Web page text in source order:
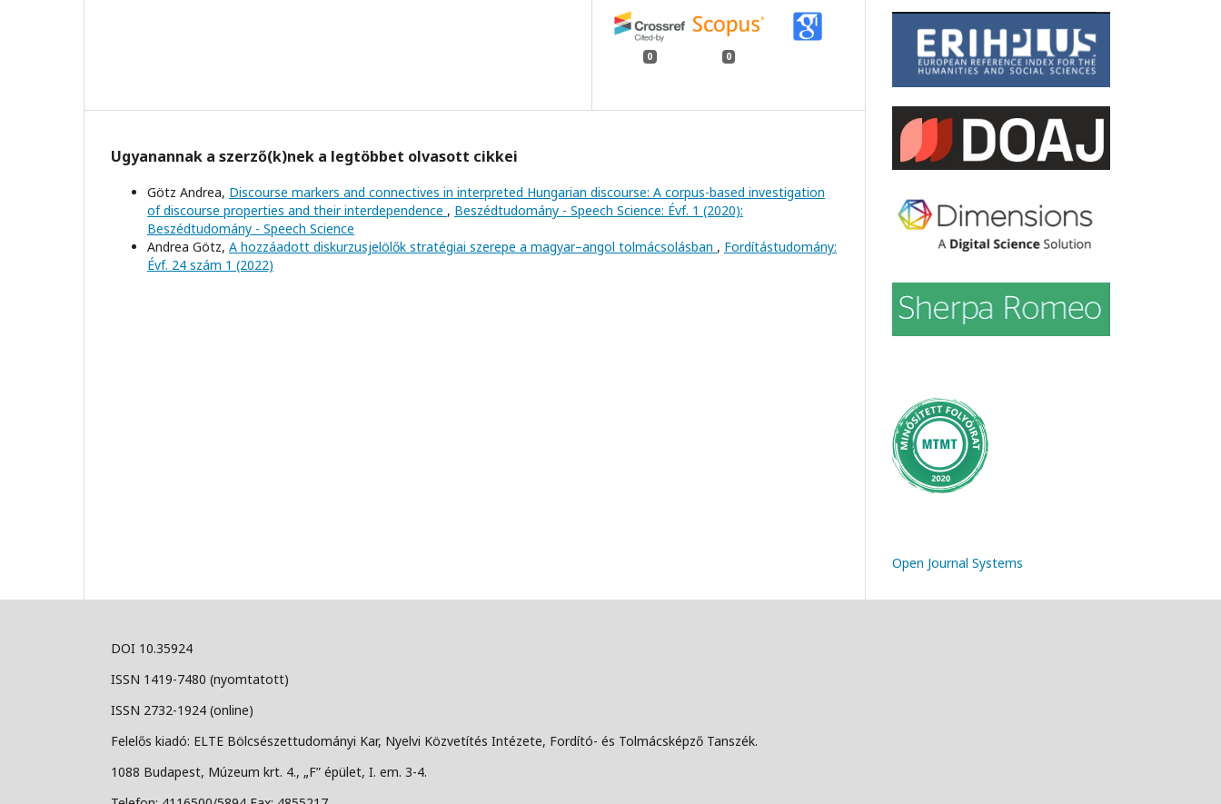
0 0
Ugyanannak a szerző(k)nek a legtöbbet olvasott cikkei
Götz Andrea, Discourse markers and connectives in interpreted Hungarian discourse: A corpus-based investigation
of discourse properties and their interdependence , Beszédtudomány - Speech Science: Évf. 1 (2020):
Beszédtudomány - Speech Science
Andrea Götz, A hozzáadott diskurzusjelölők stratégiai szerepe a magyar–angol tolmácsolásban , Fordítástudomány:
Évf. 24 szám 1 (2022)
Open Journal Systems
DOI 10.35924
ISSN 1419-7480 (nyomtatott)
ISSN 2732-1924 (online)
Felelős kiadó: ELTE Bölcsészettudományi Kar, Nyelvi Közvetítés Intézete, Fordító- és Tolmácsképző Tanszék.
1088 Budapest, Múzeum krt. 4., „F” épület, I. em. 3-4.